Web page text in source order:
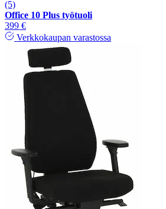
(5)
Office 10 Plus työtuoli
399 €
Verkkokaupan varastossa